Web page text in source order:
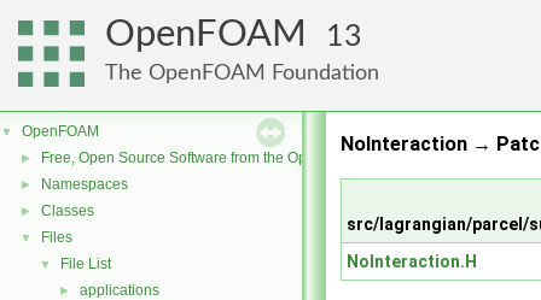
OpenFOAM 13
The OpenFOAM Foundation
▼ OpenFOAM
► Free, Open Source Software from the OpenFOAM Foundation
► Namespaces
► Classes
▼ Files
▼ File List
► applications
NoInteraction →
src/lagrangian/parcel/
NoInteraction.H